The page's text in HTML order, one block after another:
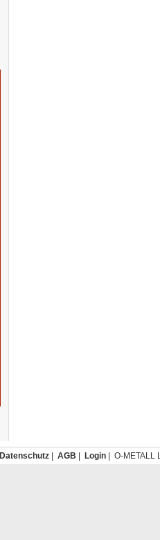
Datenschutz| AGB Login| O-METALL